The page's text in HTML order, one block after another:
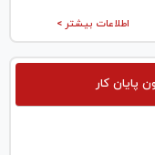
اطلاعات بیشتر >
پایان کار